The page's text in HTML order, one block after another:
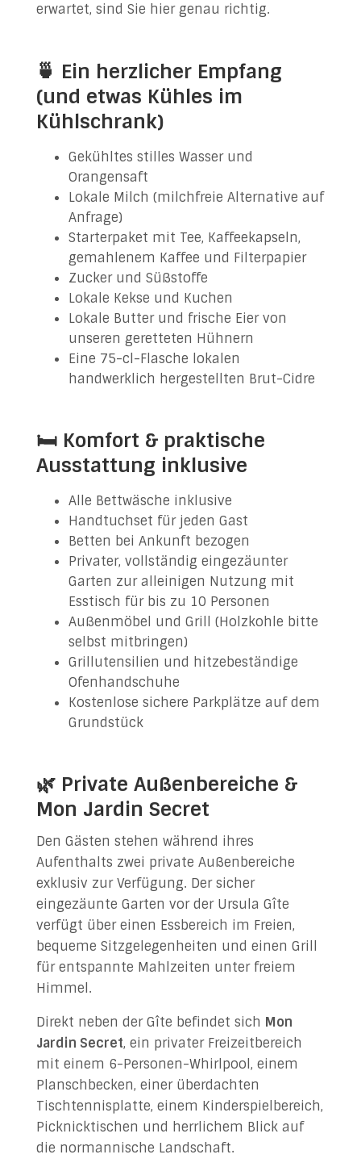
erwartet, sind Sie hier genau richtig.
🍵 Ein herzlicher Empfang
(und etwas Kühles im
Kühlschrank)
Gekühltes stilles Wasser und
Orangensaft
Lokale Milch (milchfreie Alternative auf
Anfrage)
Starterpaket mit Tee, Kaffeekapseln,
gemahlenem Kaffee und Filterpapier
Zucker und Süßstoffe
Lokale Kekse und Kuchen
Lokale Butter und frische Eier von
unseren geretteten Hühnern
Eine 75-cl-Flasche lokalen
handwerklich hergestellten Brut-Cidre
🛏️ Komfort & praktische
Ausstattung inklusive
Alle Bettwäsche inklusive
Handtuchset für jeden Gast
Betten bei Ankunft bezogen
Privater, vollständig eingezäunter
Garten zur alleinigen Nutzung mit
Esstisch für bis zu 10 Personen
Außenmöbel und Grill (Holzkohle bitte
selbst mitbringen)
Grillutensilien und hitzebeständige
Ofenhandschuhe
Kostenlose sichere Parkplätze auf dem
Grundstück
🌿 Private Außenbereiche &
Mon Jardin Secret
Den Gästen stehen während ihres
Aufenthalts zwei private Außenbereiche
exklusiv zur Verfügung. Der sicher
eingezäunte Garten vor der Ursula Gîte
verfügt über einen Essbereich im Freien,
bequeme Sitzgelegenheiten und einen Grill
für entspannte Mahlzeiten unter freiem
Himmel.
Direkt neben der Gîte befindet sich Mon
Jardin Secret, ein privater Freizeitbereich
mit einem 6-Personen-Whirlpool, einem
Planschbecken, einer überdachten
Tischtennisplatte, einem Kinderspielbereich,
Picknicktischen und herrlichem Blick auf
die normannische Landschaft.